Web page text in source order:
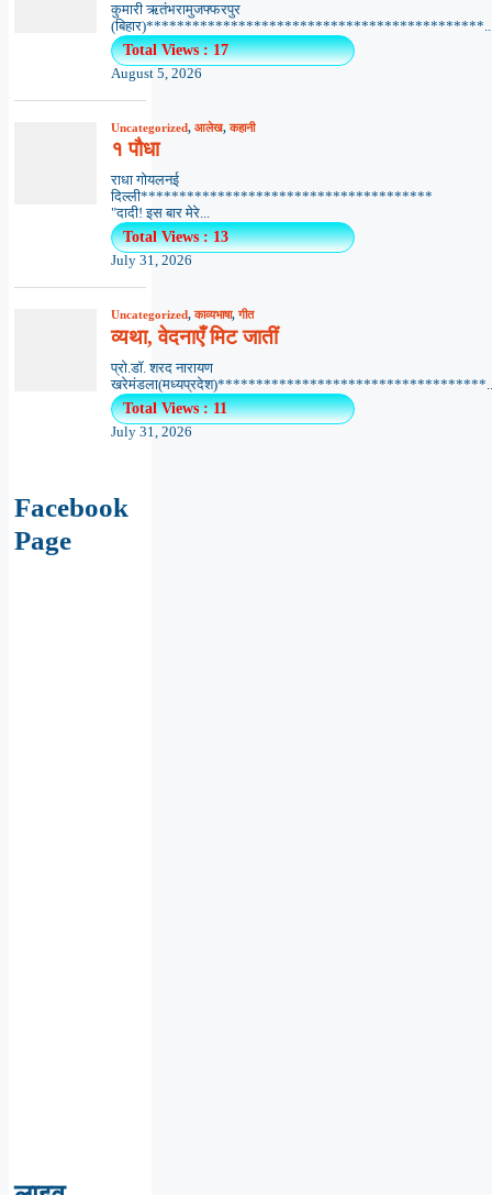
कुमारी ऋतंभरामुजफ्फरपुर
Total Views : 17
August 5, 2026
Uncategorized, आलेख,कहानी
१ पौधा
राधा गोयलनई
दिल्ली**************************************
"दादी! इस बार मेरे...
Total Views : 13
July 31, 2026
Uncategorized,काव्यभाषा,गीत
व्यथा, वेदनाएँ मिट जातीं
प्रो.डॉ. शरद नारायण
Total Views : 11
July 31, 2026
Facebook
Page